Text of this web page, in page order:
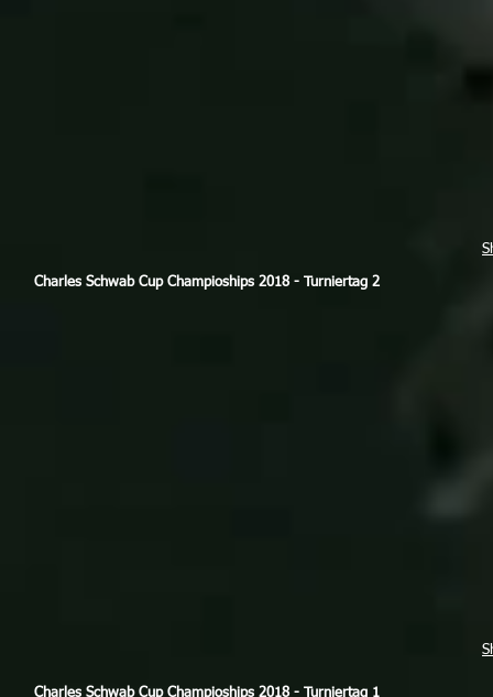
Charles Schwab Cup Champioships 2018 - Turniertag 2
Charles Schwab Cup Champioships 2018 - Turniertag 1